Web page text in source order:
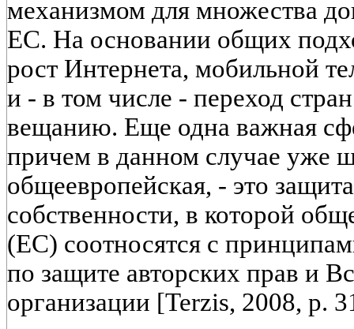
механизмом для множества
ЕС. На основании общих
рост Интернета, мобильной
и - в том числе - переход
вещанию. Еще одна важная
причем в данном случае уже
общеевропейская, - это
собственности, в которой
(ЕС) соотносятся с
по защите авторских прав и
организации [Terzis, 2008, р.